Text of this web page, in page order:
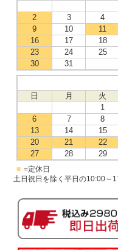
2
3 4
9
10 11
16
17 18
23
24 25
30
31
日
月 火
1
6
7 8
13
14 15
20
21 22
27
28 29
■ =定休日
土日祝日を除く平日の10:00～